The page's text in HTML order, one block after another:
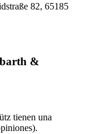
82, 65185
&
tienen una